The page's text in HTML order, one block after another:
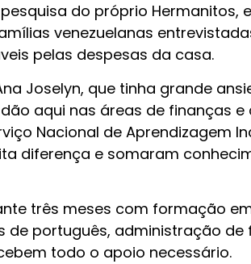
do próprio Hermanitos,
venezuelanas
pelas despesas da casa.
Joselyn, que tinha grande
aqui nas áreas de finanças
Nacional de Aprendizagem
diferença e somaram
três meses com formação
de português, administração de
todo o apoio necessário.